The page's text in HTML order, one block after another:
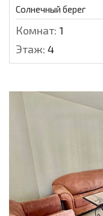
Солнечный берег
Комнат: 1
Этаж: 4